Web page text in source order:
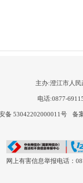
主办:澄江市人民
电话:0877-
备 53042202000011号 备
网上有害信息举报电话：